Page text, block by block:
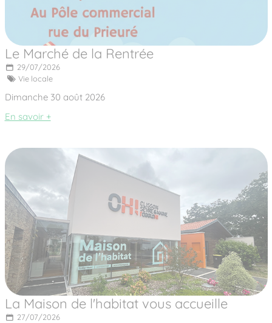
Le Marché de la Rentrée
29/07/2026
Vie locale
Dimanche 30 août 2026
En savoir +
La Maison de l'habitat vous accueille
27/07/2026